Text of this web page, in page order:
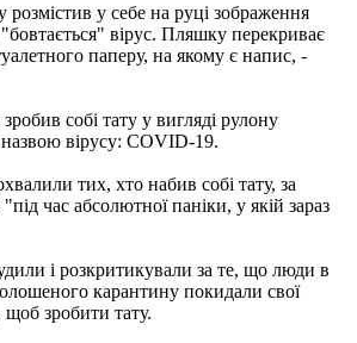
у себе на руці зображення
вірус. Пляшку перекриває
паперу, на якому є напис, -
собі тату у вигляді рулону
вірусу: COVID-19.
тих, хто набив собі тату, за
час абсолютної паніки, у якій зараз
і розкритикували за те, що люди в
карантину покидали свої
щоб зробити тату.